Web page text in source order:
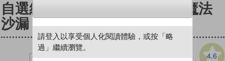
自選結局系列 Level 4 小玉的魔法
沙漏
4.6
請登入以享受個人化閱讀體驗，或按「略
過」繼續瀏覽。